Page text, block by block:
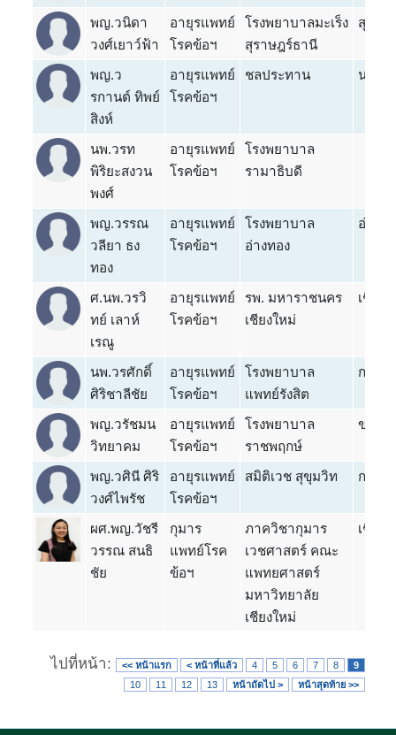
พญ.วนิดา
วงศ์เยาว์ฟ้า
อายุรแพทย์
โรคข้อฯ
โรงพยาบาลมะเร็ง
สุราษฎร์ธานี
สุราษ
พญ.ว
รกานต์ ทิพย์
สิงห์
อายุรแพทย์
โรคข้อฯ
ชลประทาน นนทบุ
นพ.วรท
พิริยะสงวน
พงศ์
อายุรแพทย์
โรคข้อฯ
โรงพยาบาล
รามาธิบดี
พญ.วรรณ
วลียา ธง
ทอง
อายุรแพทย์
โรคข้อฯ
โรงพยาบาล
อ่างทอง
อ่างท
ศ.นพ.วรวิ
ทย์ เลาห์
เรณู
อายุรแพทย์
โรคข้อฯ
รพ. มหาราชนคร
เชียงใหม่
เชียง
นพ.วรศักดิ์
ศิริชาลีชัย
อายุรแพทย์
โรคข้อฯ
โรงพยาบาล
แพทย์รังสิต
กรุงเ
พญ.วรัชมน
วิทยาคม
อายุรแพทย์
โรคข้อฯ
โรงพยาบาล
ราชพฤกษ์
ขอนแ
พญ.วศินี ศิริ
วงศ์ไพรัช
อายุรแพทย์
โรคข้อฯ
สมิติเวช สุขุมวิท กรุงเ
ผศ.พญ.วัชรี
วรรณ สนธิ
ชัย
กุมาร
แพทย์โรค
ข้อฯ
ภาควิชากุมาร
เวชศาสตร์ คณะ
แพทยศาสตร์
มหาวิทยาลัย
เชียงใหม่
เชียง
ไปที่หน้า: << หน้าแรก < หน้าที่แล้ว 4 5 6 7 8
9
10
11 12 13 หน้าถัดไป > หน้าสุดท้าย >>